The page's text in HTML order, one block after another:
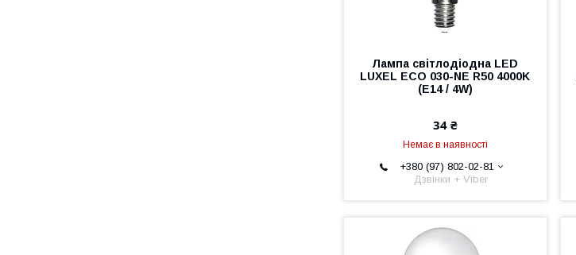
Лампа світлодіодна LED
LUXEL ECO 030-NE R50 4000K
(E14 / 4W)
34 ₴
Немає в наявності
+380 (97) 802-02-81
Дзвінки + Viber